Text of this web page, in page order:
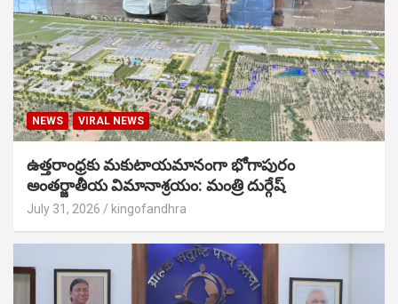
NEWS VIRAL NEWS
ఉత్తరాంధ్రకు మకుటాయమానంగా భోగాపురం
అంతర్జాతీయ విమానాశ్రయం: మంత్రి దుర్గేష్
July 31, 2026 kingofandhra